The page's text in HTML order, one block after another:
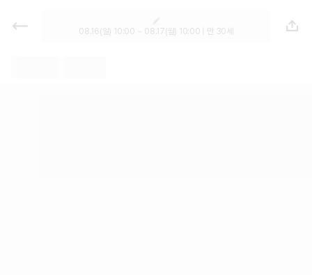
렌트카 - 제주특별자치도 렌터카 가
격비교, 최저가 보장 1위 카모아
08.16(일) 10:00 ~ 08.17(월) 10:00 | 만 30세